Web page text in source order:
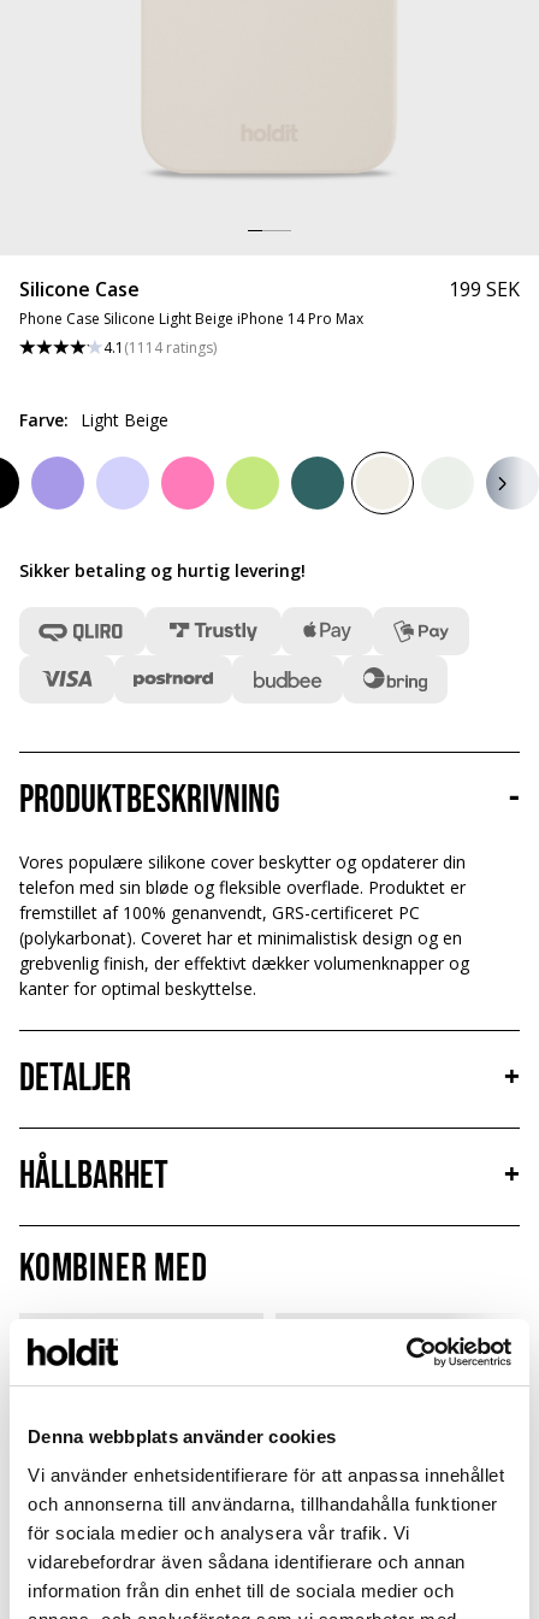
Denna webbplats använder cookies
Vi använder enhetsidentifierare för att anpassa innehållet
och annonserna till användarna, tillhandahålla funktioner
för sociala medier och analysera vår trafik. Vi
vidarebefordrar även sådana identifierare och annan
information från din enhet till de sociala medier och
Silicone Case
Phone Case Silicone Light Beige iPhone 14 Pro Max
4.1 (1114 ratings)
199 SEK
Farve: Light Beige
Sikker betaling og hurtig levering!
Produktbeskrivning -
Vores populære silikone cover beskytter og opdaterer din
telefon med sin bløde og fleksible overflade. Produktet er
fremstillet af 100% genanvendt, GRS-certificeret PC
(polykarbonat). Coveret har et minimalistisk design og en
grebvenlig finish, der effektivt dækker volumenknapper og
kanter for optimal beskyttelse.
Detaljer +
Hållbarhet
+
Kombiner med
MagSafe Fit